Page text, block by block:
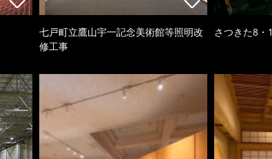
七戸町立鷹山宇一記念美術館等照明改
修工事
さつきた8・1